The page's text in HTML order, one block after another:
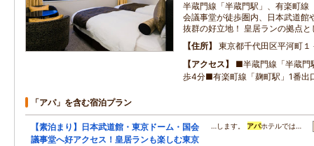
半蔵門線「半蔵門駅」、有楽町線
会議事堂が徒歩圏内、日本武道館
抜群の好立地！ 皇居ランの拠点と
住所
東京都千代田区平河町１
アクセス
■半蔵門線「半蔵門
歩4分■有楽町線「麹町駅」1番出
「アパ」を含む宿泊プラン
【素泊まり】日本武道館・東京ドーム・国会
議事堂へ好アクセス！皇居ランも楽しむ東京
…します。 アパホテルでは…